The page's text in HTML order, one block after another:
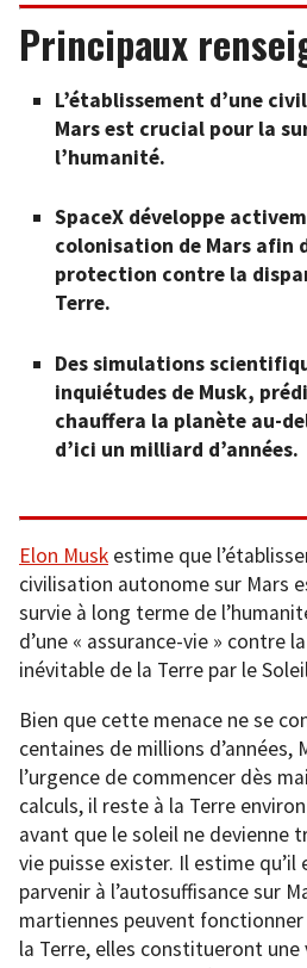
Principaux
L’établissement d’une
Mars est crucial pour la
l’humanité.
SpaceX développe
colonisation de Mars afin
protection contre la
Terre.
Des simulations
inquiétudes de Musk,
chauffera la planète au-
d’ici un milliard d’années.
Elon Musk estime que
civilisation autonome sur Mars
survie à long terme de
d’une « assurance-vie » contre
inévitable de la Terre par le
Bien que cette menace ne se
centaines de millions d’années,
l’urgence de commencer dès
calculs, il reste à la Terre
avant que le soleil ne devienne
vie puisse exister. Il estime
parvenir à l’autosuffisance sur
martiennes peuvent
la Terre, elles constitueront